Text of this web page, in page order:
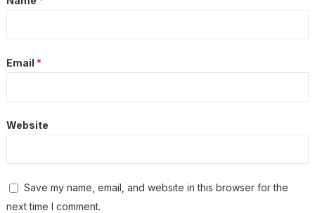
Email *
Website
Save my name, email, and website in this browser for the
next time I comment.